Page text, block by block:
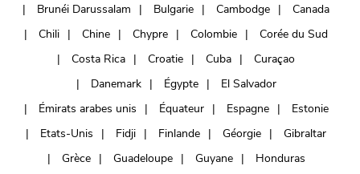
Brunéi Darussalam
Bulgarie Cambodge
Canada
Chili
Chine Chypre Colombie
Corée du Sud
Costa Rica
Croatie Cuba
Curaçao
Danemark
Égypte
El Salvador
Émirats arabes unis
Équateur Espagne
Estonie
Etats-Unis
Fidji Finlande Géorgie
Gibraltar
Grèce
Guadeloupe Guyane
Honduras